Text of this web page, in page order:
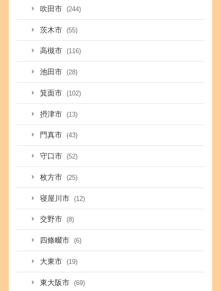
吹田市 (244)
茨木市 (55)
高槻市 (116)
池田市 (28)
箕面市 (102)
摂津市 (13)
門真市 (43)
守口市 (52)
枚方市 (25)
寝屋川市 (12)
交野市 (8)
四條畷市 (6)
大東市 (19)
東大阪市 (69)